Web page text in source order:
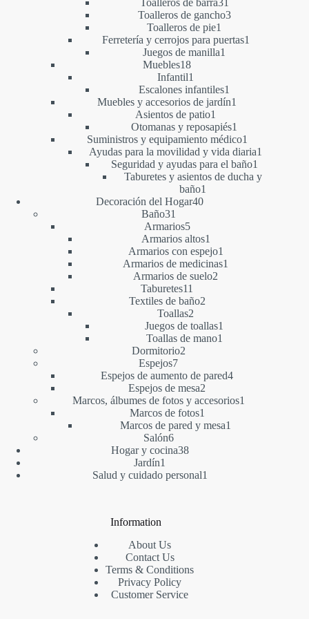
Toalleros de barra31
productos
Toalleros de gancho33
Toalleros de pie1
producto
Ferretería y cerrojos para puertas1
Juegos de manilla1
Muebles1818
productos
Infantil1
producto
Escalones infantiles1
producto
Muebles y accesorios de jardín1
Asientos de patio1
producto
Otomanas y reposapiés1
producto
Suministros y equipamiento médico1
producto
Ayudas para la movilidad y vida diaria1
Seguridad y ayudas para el baño1
producto
Taburetes y asientos de ducha y
baño1
Decoración del Hogar4040
Baño31
productos
Armarios55
productos
Armarios altos1
producto
Armarios con espejo1
producto
Armarios de medicinas1
Armarios de suelo2
Taburetes11
productos
Textiles de baño22
Toallas2
productos
Juegos de toallas1
Toallas de mano1
Dormitorio22
Espejos77
productos
Espejos de aumento de pared44
Espejos de mesa2
productos
Marcos, álbumes de fotos y accesorios1
Marcos de fotos1
producto
Marcos de pared y mesa1
Salón66
productos
Hogar y cocina3838
Jardín1
producto
Salud y cuidado personal1
Information
About Us
Contact Us
Terms & Conditions
Privacy Policy
Customer Service